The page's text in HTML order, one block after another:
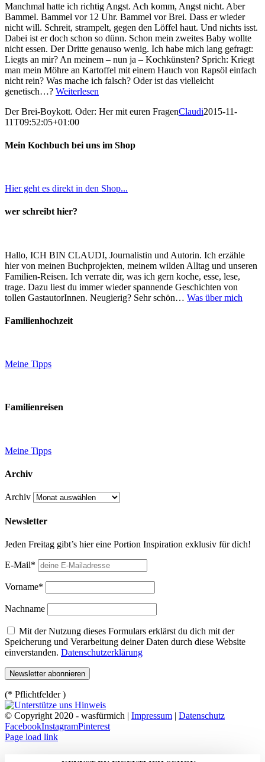
Manchmal hatte ich richtig Angst. Ach komm, Angst nicht. Aber
Bammel. Bammel vor 12 Uhr. Bammel vor Brei. Dass er wieder
nicht will. Schreit, strampelt, gegen den Löffel haut. Und nichts isst.
Dabei ist er doch schon so dünn. Schon mein zweites Baby wollte
nicht essen. Der Dritte genauso wenig. Ich habe mich lang gefragt:
Liegts an mir? An meinem – nun ja – Kochkünsten? Sprich: Kriegt
man mein Möhre an Kartoffel mit einem Hauch von Rapsöl einfach
nicht rein? Was mache ich falsch? Oder ist das vielleicht
genetisch…? Weiterlesen
Der Brei-Boykott. Oder: Her mit euren FragenClaudi2015-11-
11T09:52:05+01:00
Mein Kochbuch bei uns im Shop
Hier geht es direkt in den Shop...
wer schreibt hier?
Hallo, ICH BIN CLAUDI, Journalistin und Autorin. Ich erzähle
hier von meinen Buchprojekten, meinem wilden Alltag und unseren
Familien-Reisen. Ich verrate dir, was ich gern koche, esse, lese,
trage. Dazu liest du immer wieder spannende Geschichten von
tollen GastautorInnen. Neugierig? Sehr schön… Was über mich
Familienhochzeit
Meine Tipps
Familienreisen
Meine Tipps
Archiv
Archiv
Newsletter
Jeden Freitag gibt’s hier eine Portion Inspiration exklusiv für dich!
E-Mail*
Vorname*
Nachname
Mit der Nutzung dieses Formulars erklärst du dich mit der
Speicherung und Verarbeitung deiner Daten durch diese Website
einverstanden. Datenschutzerklärung
(* Pflichtfelder )
© Copyright 2020 - wasfürmich | Impressum | Datenschutz
FacebookInstagramPinterest
Page load link